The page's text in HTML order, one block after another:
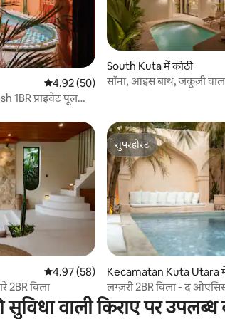
औसत रेटिंग 5 में से 4.92, 50 समीक्षाएँ
4.92 (50)
1BR प्राइवेट पूल
South Kuta में कोठी
सॉना, आइस बाथ, जकूज़ी
औसत रेटिंग 5 में से 4.97, 58 समीक्षाएँ
4.97 (58)
2BR विला
सुपरहोस्ट
सुपरहोस्ट
Kecamatan Kuta Utara
लग्ज़री 2BR विला - द
वाली किराए पर उपलब्ध